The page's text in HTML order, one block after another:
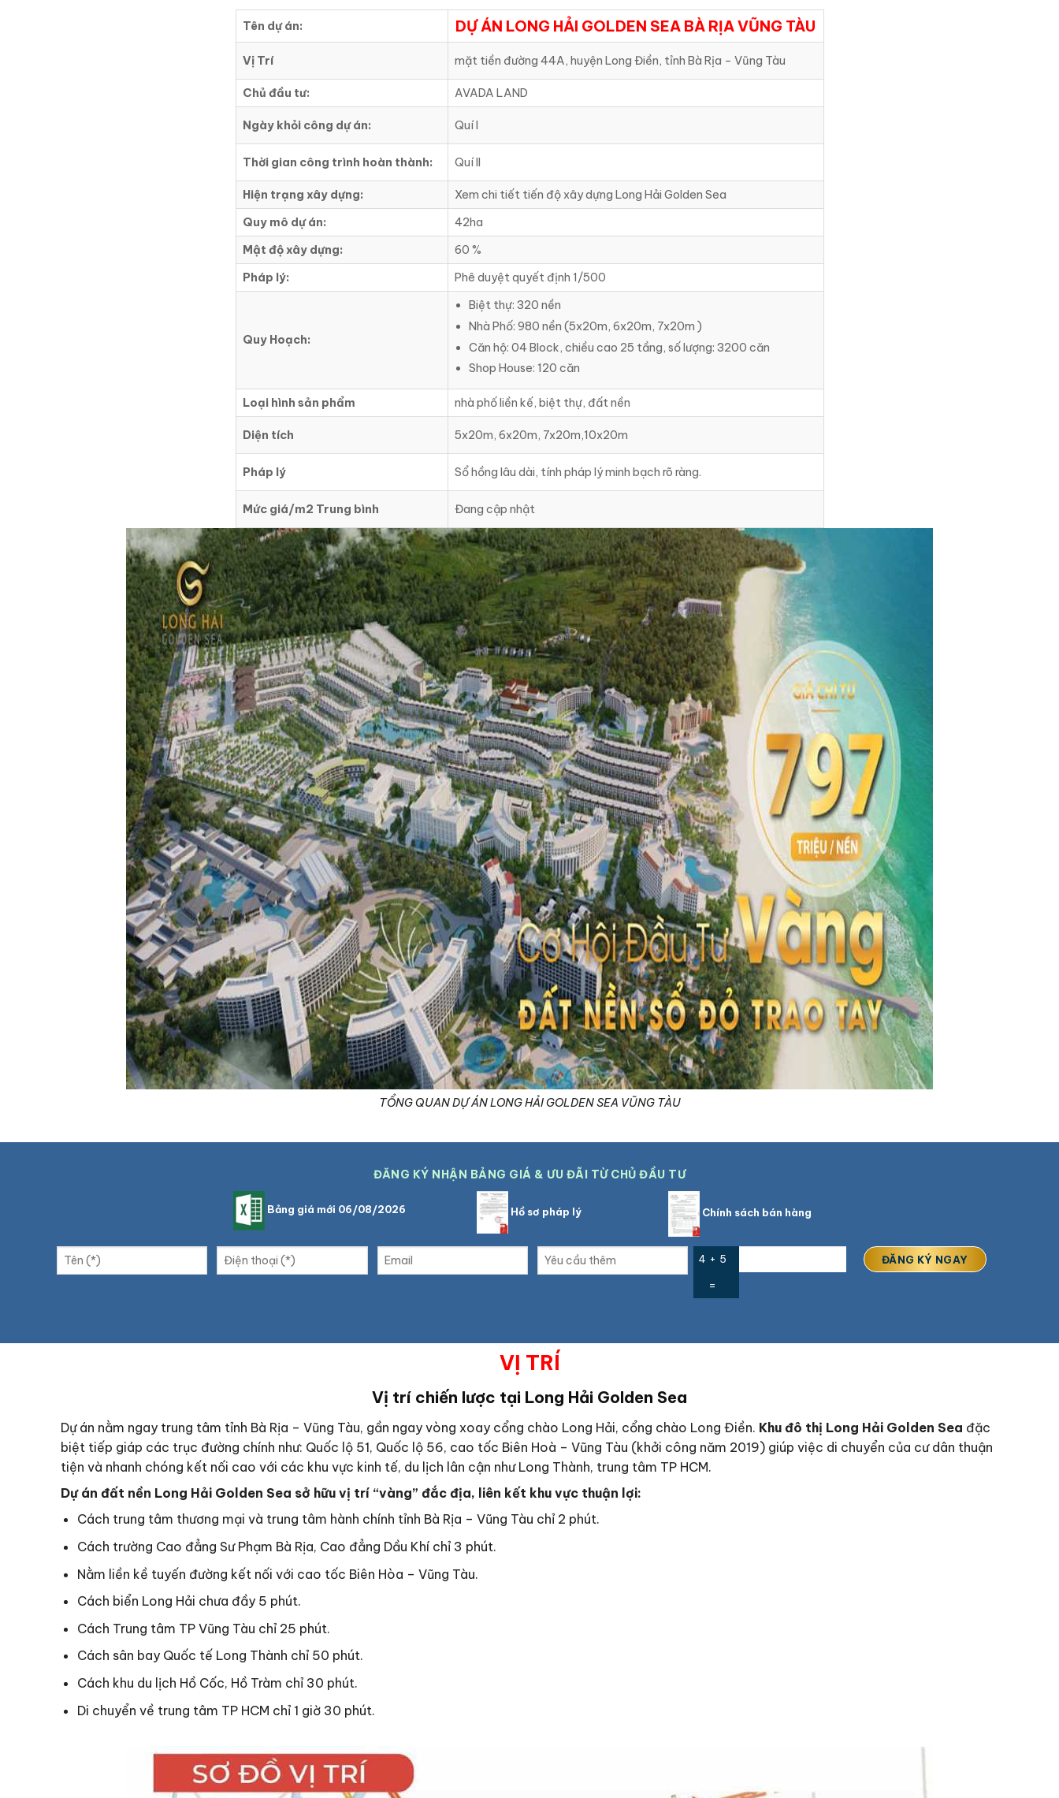
Tên dự án: DỰ ÁN LONG HẢI GOLDEN SEA BÀ RỊA VŨNG TÀU
Vị Trí mặt tiền đường 44A, huyện Long Điền, tỉnh Bà Rịa – Vũng Tàu
Chủ đầu tư: AVADA LAND
Ngày khỏi công dự án: Quí I
Thời gian công trình hoàn thành: Quí II
Hiện trạng xây dựng:
Xem chi tiết tiến độ xây dựng Long Hải Golden Sea
Quy mô dự án:
42ha
Mật độ xây dựng:
60 %
Pháp lý:
Phê duyệt quyết định 1/500
Quy Hoạch:
Biệt thự: 320 nền
Nhà Phố: 980 nền (5x20m, 6x20m, 7x20m )
Căn hộ: 04 Block, chiều cao 25 tầng, số lượng: 3200 căn
Shop House: 120 căn
Loại hình sản phẩm nhà phố liền kế, biệt thự, đất nền
Diện tích 5x20m, 6x20m, 7x20m,10x20m
Pháp lý Sổ hồng lâu dài, tính pháp lý minh bạch rõ ràng.
Mức giá/m2 Trung bình Đang cập nhật
TỔNG QUAN DỰ ÁN LONG HẢI GOLDEN SEA VŨNG TÀU
ĐĂNG KÝ NHẬN BẢNG GIÁ & ƯU ĐÃI TỪ CHỦ ĐẦU TƯ
Bảng giá mới 06/08/2026 Hồ sơ pháp lý Chính sách bán hàng
4 + 5
=
VỊ TRÍ
Vị trí chiến lược tại Long Hải Golden Sea
Dự án nằm ngay trung tâm tỉnh Bà Rịa – Vũng Tàu, gần ngay vòng xoay cổng chào Long Hải, cổng chào Long Điền. Khu đô thị Long Hải Golden Sea đặc
biệt tiếp giáp các trục đường chính như: Quốc lộ 51, Quốc lộ 56, cao tốc Biên Hoà – Vũng Tàu (khởi công năm 2019) giúp việc di chuyển của cư dân thuận
tiện và nhanh chóng kết nối cao với các khu vực kinh tế, du lịch lân cận như Long Thành, trung tâm TP HCM.
Dự án đất nền Long Hải Golden Sea sở hữu vị trí “vàng” đắc địa, liên kết khu vực thuận lợi:
Cách trung tâm thương mại và trung tâm hành chính tỉnh Bà Rịa – Vũng Tàu chỉ 2 phút.
Cách trường Cao đẳng Sư Phạm Bà Rịa, Cao đẳng Dầu Khí chỉ 3 phút.
Nằm liền kề tuyến đường kết nối với cao tốc Biên Hòa – Vũng Tàu.
Cách biển Long Hải chưa đầy 5 phút.
Cách Trung tâm TP Vũng Tàu chỉ 25 phút.
Cách sân bay Quốc tế Long Thành chỉ 50 phút.
Cách khu du lịch Hồ Cốc, Hồ Tràm chỉ 30 phút.
Di chuyển về trung tâm TP HCM chỉ 1 giờ 30 phút.